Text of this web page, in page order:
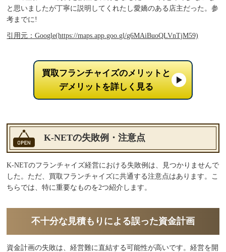
と思いましたが丁寧に説明してくれたし愛嬌のある店主だった。参
考までに!
引用元：Google(https://maps.app.goo.gl/g6MAiBuoQLVnTjM59)
買取フランチャイズのメリットと
デメリットを詳しく見る
K-NETの失敗例・注意点
K-NETのフランチャイズ経営における失敗例は、見つかりませんで
した。ただ、買取フランチャイズに共通する注意点はあります。こ
ちらでは、特に重要なものを2つ紹介します。
不十分な見積もりによる誤った資金計画
資金計画の失敗は、経営難に直結する可能性が高いです。経営を開